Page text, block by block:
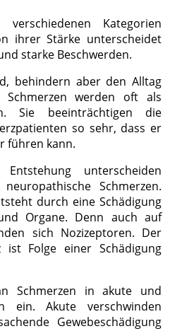
Kategorien
ihrer Stärke unterscheidet
starke Beschwerden.
behindern aber den Alltag
Schmerzen werden oft als
Sie beeinträchtigen die
so sehr, dass er
führen kann.
unterscheiden
Schmerzen.
durch eine Schädigung
Organe. Denn auch auf
sich Nozizeptoren. Der
ist Folge einer Schädigung
Schmerzen in akute und
ein. Akute verschwinden
Gewebeschädigung